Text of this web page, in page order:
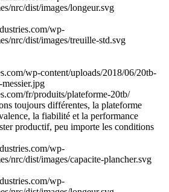
nrc/dist/images/longeur.svg
wp-
nrc/dist/images/treuille-std.svg
wp-content/uploads/2018/06/20tb-
fr/produits/plateforme-20tb/
toujours différentes, la plateforme
la fiabilité et la performance
productif, peu importe les conditions
wp-
nrc/dist/images/capacite-plancher.svg
wp-